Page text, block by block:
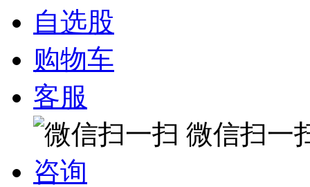
自选股
购物车
客服
微信扫一
咨询